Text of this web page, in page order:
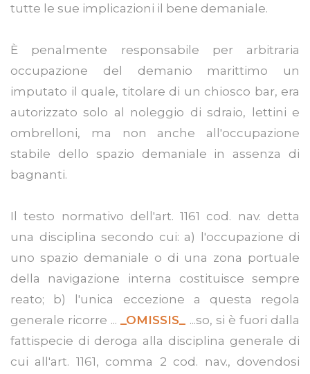
tutte le sue implicazioni il bene demaniale.
È penalmente responsabile per arbitraria
occupazione del demanio marittimo un
imputato il quale, titolare di un chiosco bar, era
autorizzato solo al noleggio di sdraio, lettini e
ombrelloni, ma non anche all'occupazione
stabile dello spazio demaniale in assenza di
bagnanti.
Il testo normativo dell'art. 1161 cod. nav. detta
una disciplina secondo cui: a) l'occupazione di
uno spazio demaniale o di una zona portuale
della navigazione interna costituisce sempre
reato; b) l'unica eccezione a questa regola
generale ricorre ...
_OMISSIS_
...so, si è fuori dalla
fattispecie di deroga alla disciplina generale di
cui all'art. 1161, comma 2 cod. nav., dovendosi